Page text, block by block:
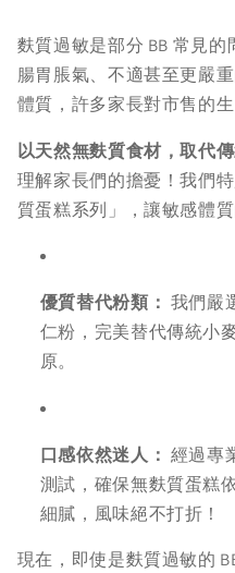
麩質過敏是部分 BB 常見
腸胃脹氣、不適甚至更嚴
體質，許多家長對市售的
以天然無麩質食材，取代
理解家長們的擔憂！我們
質蛋糕系列」，讓敏感體
優質替代粉類： 我們嚴
仁粉，完美替代傳統小
原。
口感依然迷人： 經過專
測試，確保無麩質蛋糕
細膩，風味絕不打折！
現在，即使是麩質過敏的